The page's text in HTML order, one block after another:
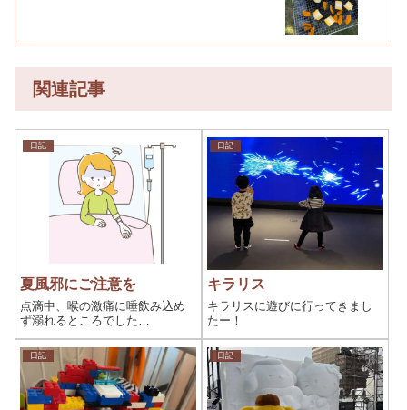
関連記事
日記
夏風邪にご注意を
点滴中、喉の激痛に唾飲み込め
ず溺れるところでした…
日記
キラリス
キラリスに遊びに行ってきまし
たー！
日記 日記